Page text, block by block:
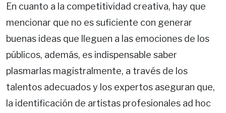
En cuanto a la competitividad creativa, hay que
mencionar que no es suficiente con generar
buenas ideas que lleguen a las emociones de los
públicos, además, es indispensable saber
plasmarlas magistralmente, a través de los
talentos adecuados y los expertos aseguran que,
la identificación de artistas profesionales ad hoc